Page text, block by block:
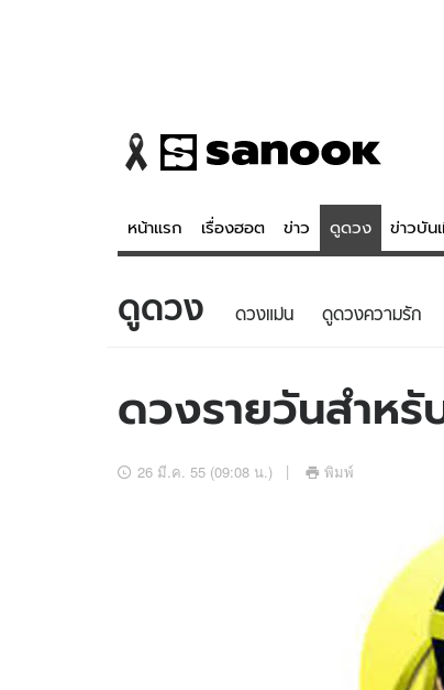
หน้าแรก เรื่องฮอต ข่าว ดูดวง ข่าวบัน
ข่าว
ข่าวบันเทิง
ดูดว
สถิติ
ดูดวง ดวงแม่น ดูดวงความรัก
ดวงรายวันสำห
26 มี.ค. 55 (09:08 น.) พิมพ์